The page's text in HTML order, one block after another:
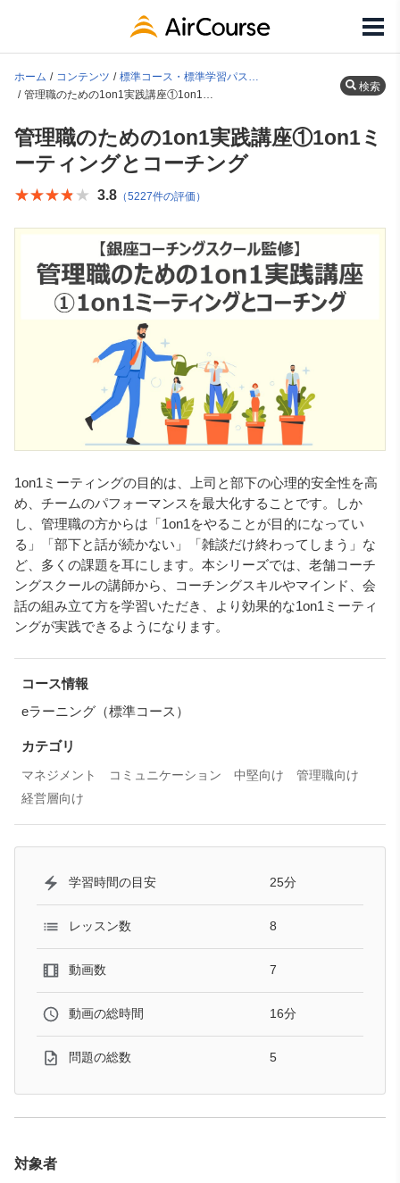
ホーム コンテンツ
標準コース・標準学習パス一覧
管理職のための1on1実践講座①1on1ミーティングとコーチング
検索
管理職のための1on1実践講座①1on1ミ
ーティングとコーチング
★★★★★
★★★★★ 3.8 （5227件の評価）
1on1ミーティングの目的は、上司と部下の心理的安全性を高
め、チームのパフォーマンスを最大化することです。しか
し、管理職の方からは「1on1をやることが目的になってい
る」「部下と話が続かない」「雑談だけ終わってしまう」な
ど、多くの課題を耳にします。本シリーズでは、老舗コーチ
ングスクールの講師から、コーチングスキルやマインド、会
話の組み立て方を学習いただき、より効果的な1on1ミーティ
ングが実践できるようになります。
コース情報
eラーニング（標準コース）
カテゴリ
マネジメント コミュニケーション 中堅向け
管理職向け
経営層向け
学習時間の目安 25分
レッスン数 8
動画数 7
動画の総時間 16分
問題の総数 5
対象者